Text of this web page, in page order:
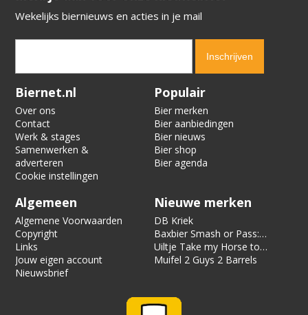
Wekelijks biernieuws en acties in je mail
Verification code:
Biernet.nl
Over ons
Contact
Werk & stages
Samenwerken &
adverteren
Cookie instellingen
Populair
Bier merken
Bier aanbiedingen
Bier nieuws
Bier shop
Bier agenda
Algemeen
Algemene Voorwaarden
Copyright
Links
Jouw eigen account
Nieuwsbrief
Nieuwe merken
DB Kriek
Baxbier Smash or Pass:
Strata
Uiltje Take my Horse to
the Hotel Room
Muifel 2 Guys 2 Barrels